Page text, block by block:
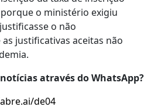
o ministério exigiu
o não
justificativas aceitas não
através do WhatsApp?
de04